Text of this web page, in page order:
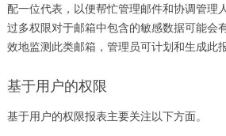
配一位代表，以便帮忙管理邮件和协调管理
过多权限对于邮箱中包含的敏感数据可能会
效地监测此类邮箱，管理员可计划和生成此报
基于用户的权限
基于用户的权限报表主要关注以下方面。